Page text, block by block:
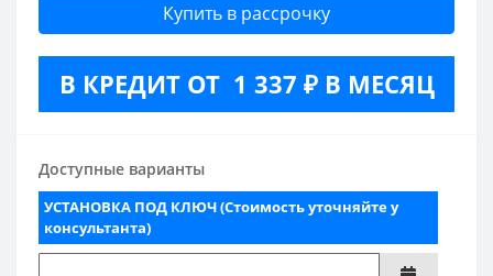
Купить в рассрочку
В КРЕДИТ ОТ 1 337 ₽ В МЕСЯЦ
Доступные варианты
УСТАНОВКА ПОД КЛЮЧ (Стоимость уточняйте у
консультанта)